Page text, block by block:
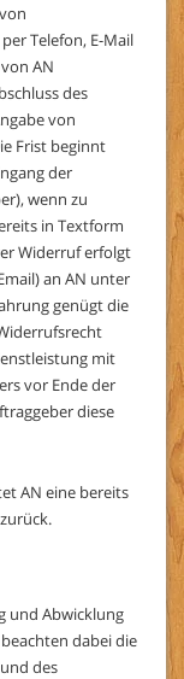
Telefon, E-Mail
AN
des
von
Frist beginnt
der
wenn zu
in Textform
Widerruf erfolgt
an AN unter
genügt die
mit
vor Ende der
diese
AN eine bereits
und Abwicklung
dabei die
des